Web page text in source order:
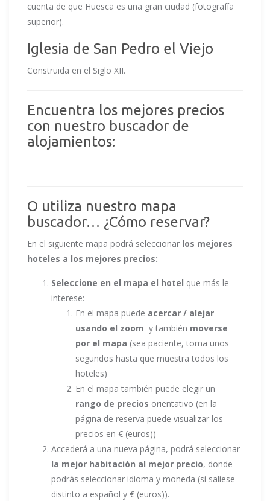
cuenta de que Huesca es una gran ciudad (fotografía
superior).
Iglesia de San Pedro el Viejo
Construida en el Siglo XII.
Encuentra los mejores precios
con nuestro buscador de
alojamientos:
O utiliza nuestro mapa
buscador… ¿Cómo reservar?
En el siguiente mapa podrá seleccionar los mejores
hoteles a los mejores precios:
Seleccione en el mapa el hotel que más le
interese:
En el mapa puede acercar / alejar
usando el zoom y también moverse
por el mapa (sea paciente, toma unos
segundos hasta que muestra todos los
hoteles)
En el mapa también puede elegir un
rango de precios orientativo (en la
página de reserva puede visualizar los
precios en € (euros))
Accederá a una nueva página, podrá seleccionar
la mejor habitación al mejor precio, donde
podrás seleccionar idioma y moneda (si saliese
distinto a español y € (euros)).